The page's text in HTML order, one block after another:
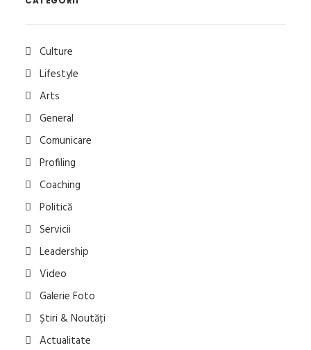
Culture
Lifestyle
Arts
General
Comunicare
Profiling
Coaching
Politică
Servicii
Leadership
Video
Galerie Foto
Știri & Noutăți
Actualitate